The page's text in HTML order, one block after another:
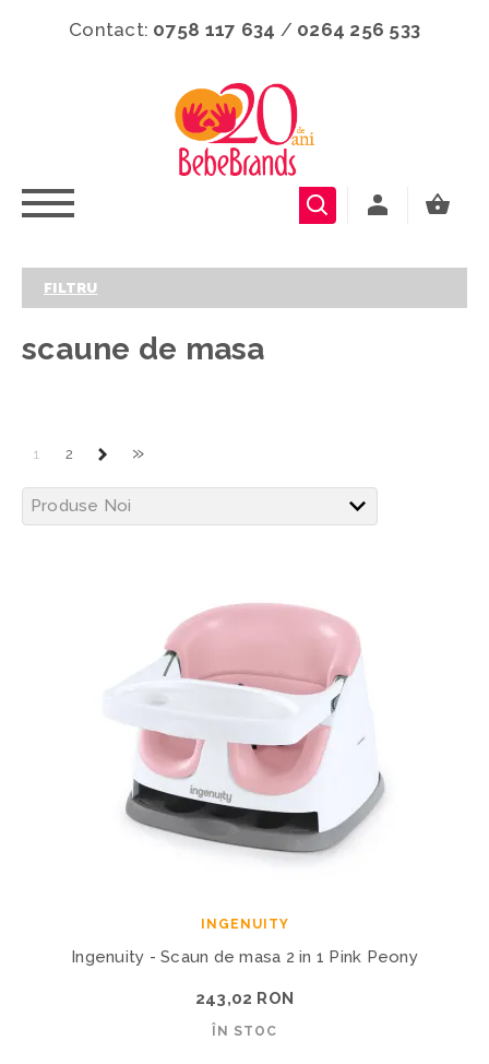
Contact: 0758 117 634 / 0264 256 533
FILTRU
scaune de masa
1 2 »
INGENUITY
Ingenuity - Scaun de masa 2 in 1 Pink Peony
243,02 RON
ÎN STOC